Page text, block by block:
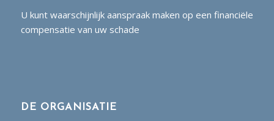
U kunt waarschijnlijk aanspraak maken op een financiële
compensatie van uw schade
DE ORGANISATIE